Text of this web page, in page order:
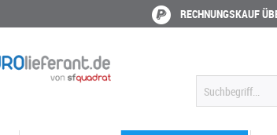
RECHNUNGSKAUF